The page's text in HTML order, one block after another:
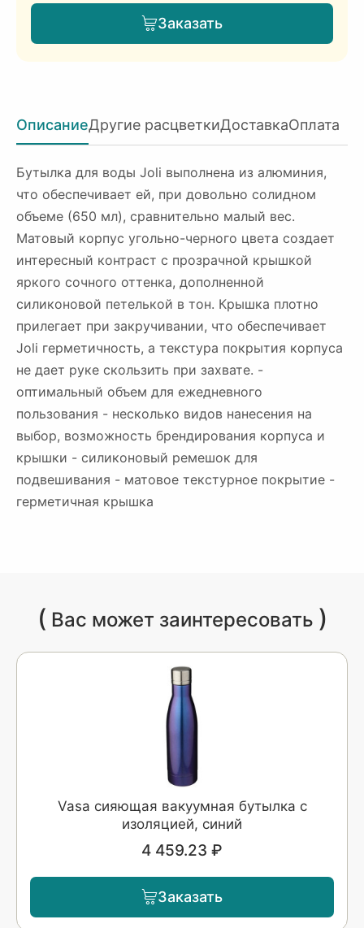
Заказать
ОписаниеДругие расцветкиДоставкаОплата
Бутылка для воды Joli выполнена из алюминия,
что обеспечивает ей, при довольно солидном
объеме (650 мл), сравнительно малый вес.
Матовый корпус угольно-черного цвета создает
интересный контраст с прозрачной крышкой
яркого сочного оттенка, дополненной
силиконовой петелькой в тон. Крышка плотно
прилегает при закручивании, что обеспечивает
Joli герметичность, а текстура покрытия корпуса
не дает руке скользить при захвате. -
оптимальный объем для ежедневного
пользования - несколько видов нанесения на
выбор, возможность брендирования корпуса и
крышки - силиконовый ремешок для
подвешивания - матовое текстурное покрытие -
герметичная крышка
( Вас может заинтересовать )
Vasa сияющая вакуумная бутылка с
изоляцией, синий
4 459.23 ₽
Заказать